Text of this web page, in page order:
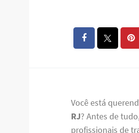
Você está
RJ? Antes de
profissionais de